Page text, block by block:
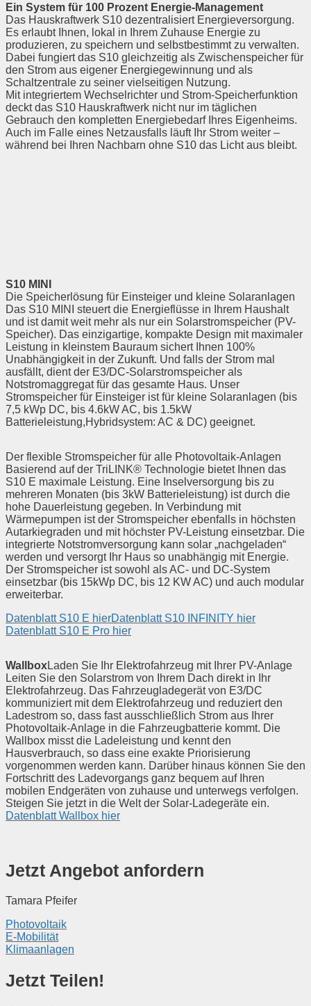
Ein System für 100 Prozent Energie-Management
Das Hauskraftwerk S10 dezentralisiert Energieversorgung.
Es erlaubt Ihnen, lokal in Ihrem Zuhause Energie zu
produzieren, zu speichern und selbstbestimmt zu verwalten.
Dabei fungiert das S10 gleichzeitig als Zwischenspeicher für
den Strom aus eigener Energiegewinnung und als
Schaltzentrale zu seiner vielseitigen Nutzung.
Mit integriertem Wechselrichter und Strom-Speicherfunktion
deckt das S10 Hauskraftwerk nicht nur im täglichen
Gebrauch den kompletten Energiebedarf Ihres Eigenheims.
Auch im Falle eines Netzausfalls läuft Ihr Strom weiter –
während bei Ihren Nachbarn ohne S10 das Licht aus bleibt.
S10 MINI
Die Speicherlösung für Einsteiger und kleine Solaranlagen
Das S10 MINI steuert die Energieflüsse in Ihrem Haushalt
und ist damit weit mehr als nur ein Solarstromspeicher (PV-
Speicher). Das einzigartige, kompakte Design mit maximaler
Leistung in kleinstem Bauraum sichert Ihnen 100%
Unabhängigkeit in der Zukunft. Und falls der Strom mal
ausfällt, dient der E3/DC-Solarstromspeicher als
Notstromaggregat für das gesamte Haus. Unser
Stromspeicher für Einsteiger ist für kleine Solaranlagen (bis
7,5 kWp DC, bis 4.6kW AC, bis 1.5kW
Batterieleistung,Hybridsystem: AC & DC) geeignet.
Der flexible Stromspeicher für alle Photovoltaik-Anlagen
Basierend auf der TriLINK® Technologie bietet Ihnen das
S10 E maximale Leistung. Eine Inselversorgung bis zu
mehreren Monaten (bis 3kW Batterieleistung) ist durch die
hohe Dauerleistung gegeben. In Verbindung mit
Wärmepumpen ist der Stromspeicher ebenfalls in höchsten
Autarkiegraden und mit höchster PV-Leistung einsetzbar. Die
integrierte Notstromversorgung kann solar „nachgeladen“
werden und versorgt Ihr Haus so unabhängig mit Energie.
Der Stromspeicher ist sowohl als AC- und DC-System
einsetzbar (bis 15kWp DC, bis 12 KW AC) und auch modular
erweiterbar.
Datenblatt S10 E hierDatenblatt S10 INFINITY hier
Datenblatt S10 E Pro hier
WallboxLaden Sie Ihr Elektrofahrzeug mit Ihrer PV-Anlage
Leiten Sie den Solarstrom von Ihrem Dach direkt in Ihr
Elektrofahrzeug. Das Fahrzeugladegerät von E3/DC
kommuniziert mit dem Elektrofahrzeug und reduziert den
Ladestrom so, dass fast ausschließlich Strom aus Ihrer
Photovoltaik-Anlage in die Fahrzeugbatterie kommt. Die
Wallbox misst die Ladeleistung und kennt den
Hausverbrauch, so dass eine exakte Priorisierung
vorgenommen werden kann. Darüber hinaus können Sie den
Fortschritt des Ladevorgangs ganz bequem auf Ihren
mobilen Endgeräten von zuhause und unterwegs verfolgen.
Steigen Sie jetzt in die Welt der Solar-Ladegeräte ein.
Datenblatt Wallbox hier
Jetzt Angebot anfordern
Tamara Pfeifer
Photovoltaik
E-Mobilität
Klimaanlagen
Jetzt Teilen!